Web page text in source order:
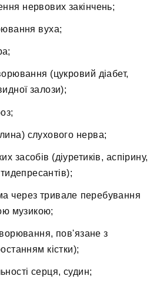
нервових закінчень;
вуха;
(цукровий діабет,
залози);
слухового нерва;
засобів (діуретиків, аспірину,
через тривале перебування
музикою;
пов'язане з
кістки);
серця, судин;